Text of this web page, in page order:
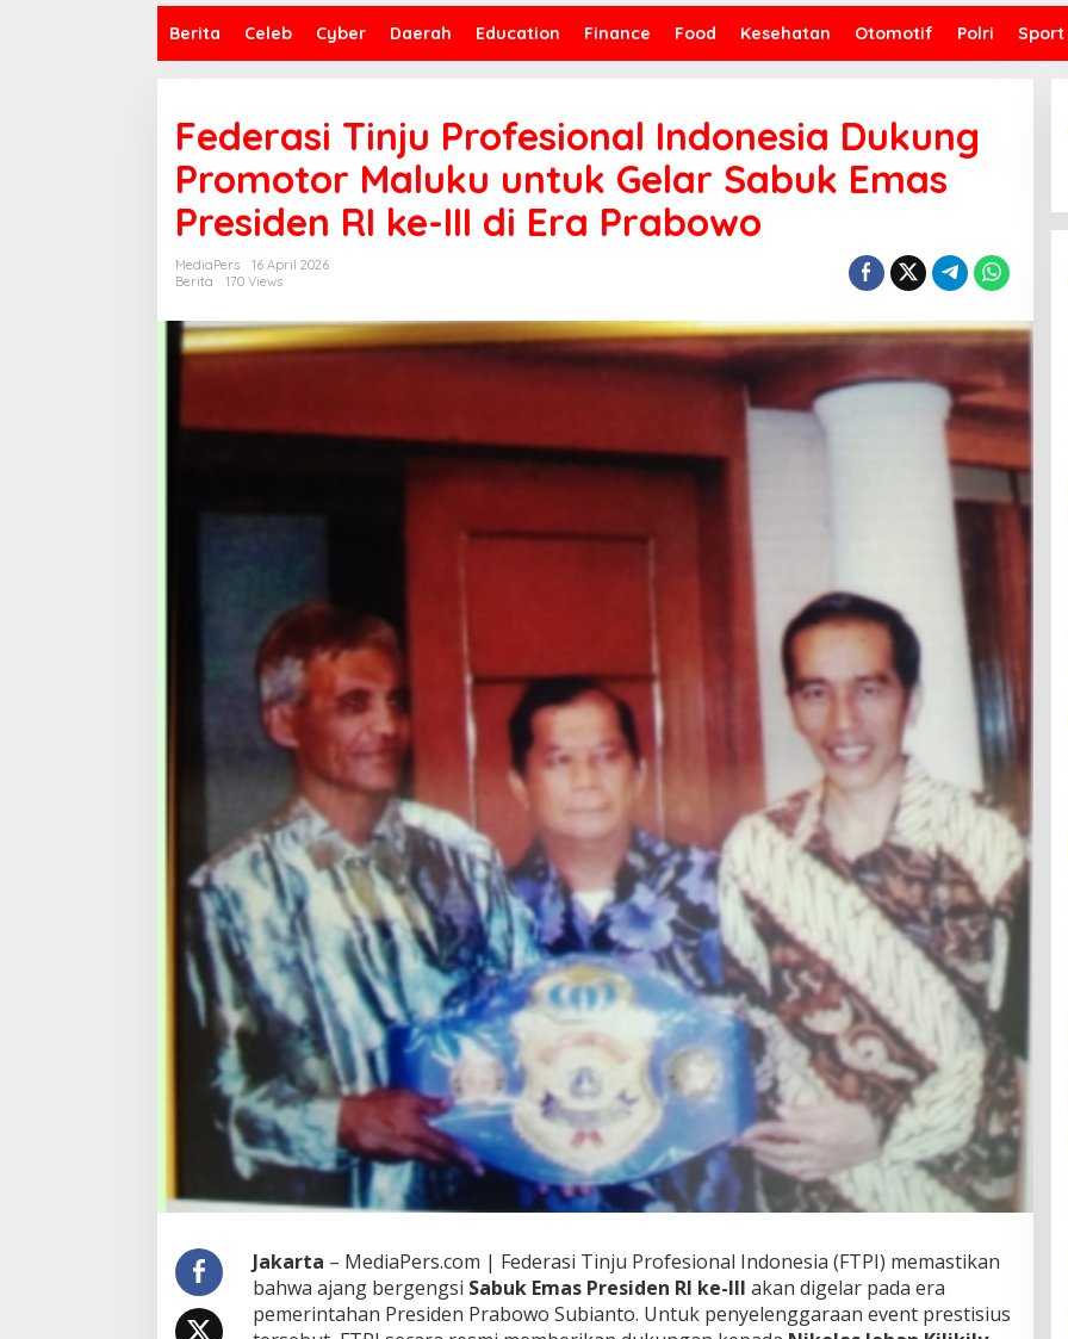
Berita Celeb Cyber Daerah Education Finance Food Kesehatan Otomotif Polri Sport
Federasi Tinju Profesional Indonesia Dukung
Promotor Maluku untuk Gelar Sabuk Emas
Presiden RI ke-III di Era Prabowo
MediaPers
16 April 2026
Berita
170 Views
Jakarta – MediaPers.com | Federasi Tinju Profesional Indonesia (FTPI) memastikan
bahwa ajang bergengsi Sabuk Emas Presiden RI ke-III akan digelar pada era
pemerintahan Presiden Prabowo Subianto. Untuk penyelenggaraan event prestisius